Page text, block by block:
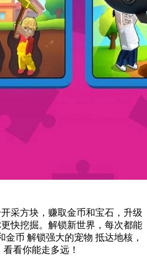
采方块，赚取金币和宝石，升级
快挖掘。解锁新世界，每次都能
币 解锁强大的宠物 抵达地核，
看你能走多远！